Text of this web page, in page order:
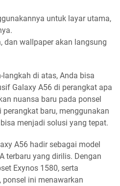
untuk layar utama,
dan wallpaper akan langsung
di atas, Anda bisa
Galaxy A56 di perangkat apa
nuansa baru pada ponsel
baru, menggunakan
menjadi solusi yang tepat.
A56 hadir sebagai model
terbaru yang dirilis. Dengan
Exynos 1580, serta
ini menawarkan